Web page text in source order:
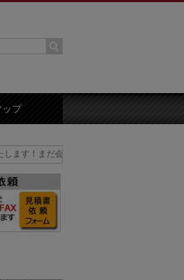
ップ
でない方はまずは会員登録を！